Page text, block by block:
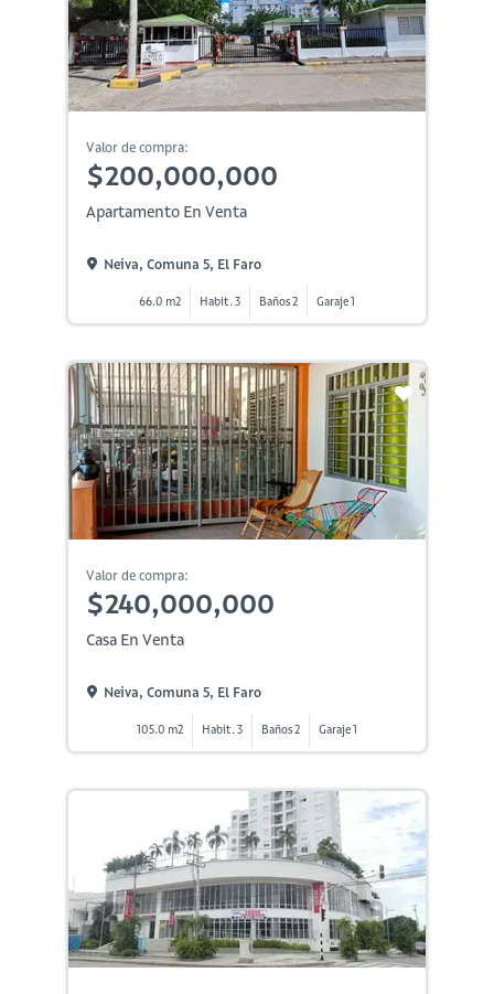
Valor de compra:
$200,000,000
Apartamento En Venta
Neiva, Comuna 5, El Faro
66.0 m2 Habit. 3 Baños 2 Garaje 1
Valor de compra:
$240,000,000
Casa En Venta
Neiva, Comuna 5, El Faro
105.0 m2 Habit. 3 Baños 2 Garaje 1